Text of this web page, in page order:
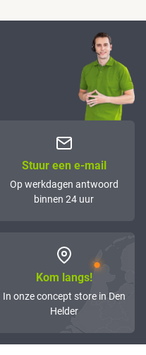
Stuur een e-mail
Op werkdagen antwoord
binnen 24 uur
Kom langs!
In onze concept store in Den
Helder